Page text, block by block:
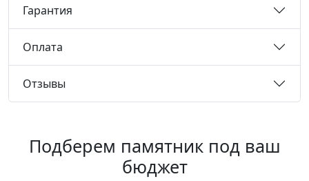
Гарантия
Оплата
Отзывы
Подберем памятник под ваш
бюджет